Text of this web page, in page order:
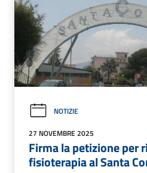
NOTIZIE
27 NOVEMBRE 2025
Firma la petizione per
fisioterapia al Santa